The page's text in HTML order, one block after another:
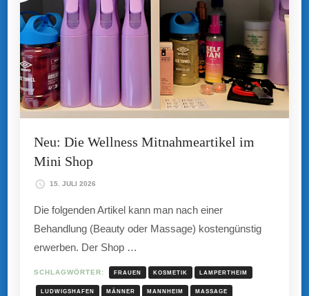
Neu: Die Wellness Mitnahmeartikel im
Mini Shop
15. JULI 2026
Die folgenden Artikel kann man nach einer
Behandlung (Beauty oder Massage) kostengünstig
erwerben. Der Shop …
SCHLAGWÖRTER: FRAUEN KOSMETIK LAMPERTHEIM
LUDWIGSHAFEN MÄNNER MANNHEIM MASSAGE